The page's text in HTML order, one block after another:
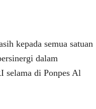
kepada semua satuan
dalam
selama di Ponpes Al